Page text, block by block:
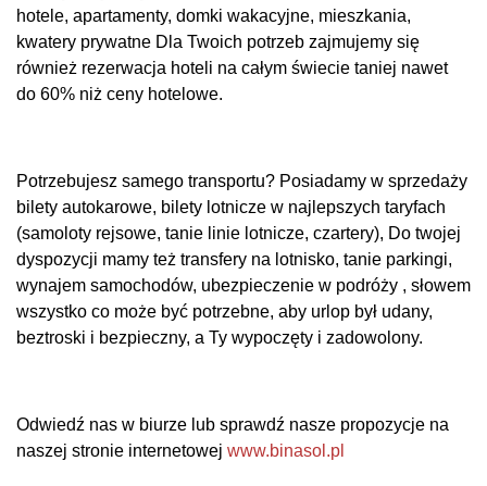
hotele, apartamenty, domki wakacyjne, mieszkania,
kwatery prywatne Dla Twoich potrzeb zajmujemy się
również rezerwacja hoteli na całym świecie taniej nawet
do 60% niż ceny hotelowe.
Potrzebujesz samego transportu? Posiadamy w sprzedaży
bilety autokarowe, bilety lotnicze w najlepszych taryfach
(samoloty rejsowe, tanie linie lotnicze, czartery), Do twojej
dyspozycji mamy też transfery na lotnisko, tanie parkingi,
wynajem samochodów, ubezpieczenie w podróży , słowem
wszystko co może być potrzebne, aby urlop był udany,
beztroski i bezpieczny, a Ty wypoczęty i zadowolony.
Odwiedź nas w biurze lub sprawdź nasze propozycje na
naszej stronie internetowej www.binasol.pl